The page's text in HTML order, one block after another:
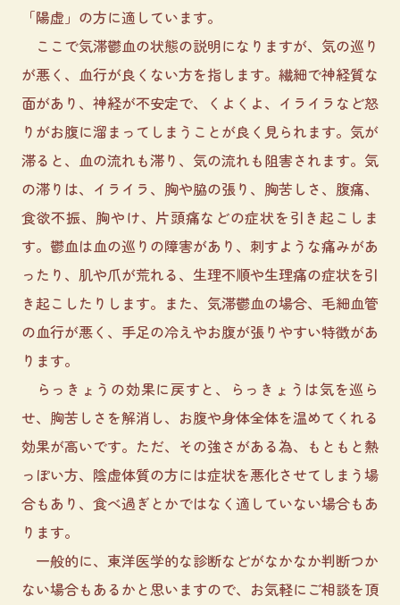
「陽虚」の方に適しています。
ここで気滞鬱血の状態の説明になりますが、気の巡り
が悪く、血行が良くない方を指します。繊細で神経質な
面があり、神経が不安定で、くよくよ、イライラなど怒
りがお腹に溜まってしまうことが良く見られます。気が
滞ると、血の流れも滞り、気の流れも阻害されます。気
の滞りは、イライラ、胸や脇の張り、胸苦しさ、腹痛、
食欲不振、胸やけ、片頭痛などの症状を引き起こしま
す。鬱血は血の巡りの障害があり、刺すような痛みがあ
ったり、肌や爪が荒れる、生理不順や生理痛の症状を引
き起こしたりします。また、気滞鬱血の場合、毛細血管
の血行が悪く、手足の冷えやお腹が張りやすい特徴があ
ります。
らっきょうの効果に戻すと、らっきょうは気を巡ら
せ、胸苦しさを解消し、お腹や身体全体を温めてくれる
効果が高いです。ただ、その強さがある為、もともと熱
っぽい方、陰虚体質の方には症状を悪化させてしまう場
合もあり、食べ過ぎとかではなく適していない場合もあ
ります。
一般的に、東洋医学的な診断などがなかなか判断つか
ない場合もあるかと思いますので、お気軽にご相談を頂